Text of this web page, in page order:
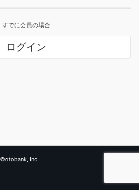
すでに会員の場合
ログイン
©otobank, Inc.